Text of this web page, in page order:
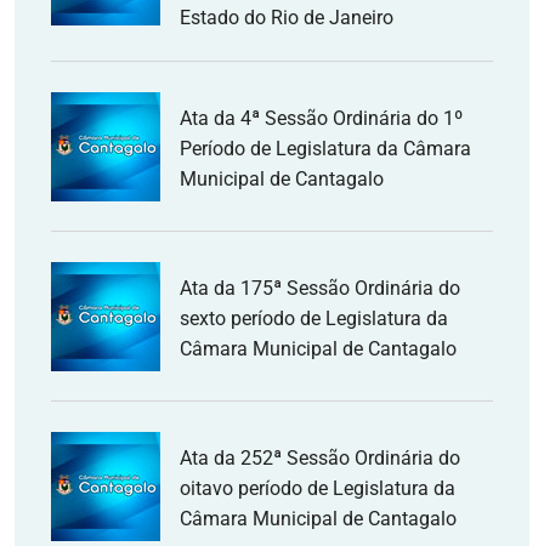
Estado do Rio de Janeiro
Ata da 4ª Sessão Ordinária do 1º
Período de Legislatura da Câmara
Municipal de Cantagalo
Ata da 175ª Sessão Ordinária do
sexto período de Legislatura da
Câmara Municipal de Cantagalo
Ata da 252ª Sessão Ordinária do
oitavo período de Legislatura da
Câmara Municipal de Cantagalo